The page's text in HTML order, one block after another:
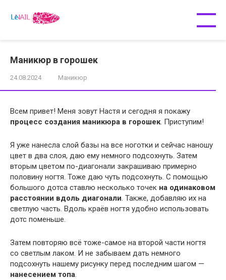
Маникюр в горошек
24.08.2024 Маникюр
Всем привет! Меня зовут Настя и сегодня я покажу
процесс создания маникюра в горошек. Приступим!
Я уже нанесла слой базы на все ноготки и сейчас наношу
цвет в два слоя, даю ему немного подсохнуть. Затем
вторым цветом по-диагонали закрашиваю примерно
половину ногтя. Тоже даю чуть подсохнуть. С помощью
большого дотса ставлю несколько точек на одинаковом
расстоянии вдоль диагонали. Также, добавляю их на
светлую часть. Вдоль краёв ногтя удобно использовать
дотс поменьше.
Затем повторяю всё тоже-самое на второй части ногтя
со светлым лаком. И не забываем дать немного
подсохнуть нашему рисунку перед последним шагом —
нанесением топа.